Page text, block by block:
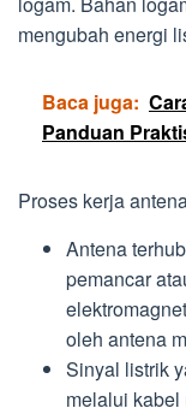
mengubah energi
Baca juga:
Panduan
Proses kerja
Antena
pemancar
oleh antena
Sinyal listrik
melalui